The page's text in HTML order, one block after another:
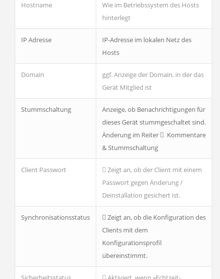
Hostname
Wie im Betriebssystem des Hosts
hinterlegt
IP Adresse
IP-Adresse im lokalen Netz des
Hosts
Domain
ggf. Anzeige der Domain, in der das
Gerät Mitglied ist
Stummschaltung
Anzeige, ob Benachrichtigungen für
dieses Gerät stummgeschaltet sind.
Änderung im Reiter
Kommentare
& Stummschaltung
Client Passwort
Zeigt an, ob der Client mit einem
Passwort gegen Änderung /
Deinstallation gesichert ist.
Synchronisationsstatus
Zeigt an, ob die Konfiguration des
Clients mit dem
Konfigurationsprofil
übereinstimmt.